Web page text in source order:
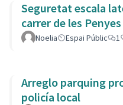
Seguretat escala
carrer de les Penyes
Noelia Espai Públic 1
Arreglo parquing
policía local